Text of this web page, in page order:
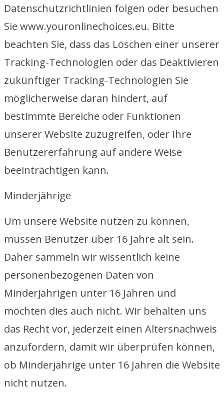
Datenschutzrichtlinien folgen oder besuchen
Sie www.youronlinechoices.eu. Bitte
beachten Sie, dass das Löschen einer unserer
Tracking-Technologien oder das Deaktivieren
zukünftiger Tracking-Technologien Sie
möglicherweise daran hindert, auf
bestimmte Bereiche oder Funktionen
unserer Website zuzugreifen, oder Ihre
Benutzererfahrung auf andere Weise
beeinträchtigen kann.
Minderjährige
Um unsere Website nutzen zu können,
müssen Benutzer über 16 Jahre alt sein.
Daher sammeln wir wissentlich keine
personenbezogenen Daten von
Minderjährigen unter 16 Jahren und
möchten dies auch nicht. Wir behalten uns
das Recht vor, jederzeit einen Altersnachweis
anzufordern, damit wir überprüfen können,
ob Minderjährige unter 16 Jahren die Website
nicht nutzen.